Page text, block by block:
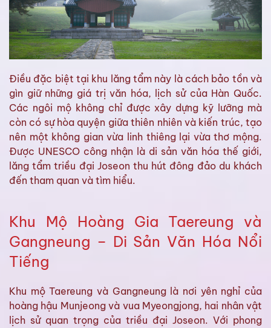
Điều đặc biệt tại khu lăng tẩm này là cách bảo tồn và
gìn giữ những giá trị văn hóa, lịch sử của Hàn Quốc.
Các ngôi mộ không chỉ được xây dựng kỹ lưỡng mà
còn có sự hòa quyện giữa thiên nhiên và kiến trúc, tạo
nên một không gian vừa linh thiêng lại vừa thơ mộng.
Được UNESCO công nhận là di sản văn hóa thế giới,
lăng tẩm triều đại Joseon thu hút đông đảo du khách
đến tham quan và tìm hiểu.
Khu Mộ Hoàng Gia Taereung và
Gangneung – Di Sản Văn Hóa Nổi
Tiếng
Khu mộ Taereung và Gangneung là nơi yên nghỉ của
hoàng hậu Munjeong và vua Myeongjong, hai nhân vật
lịch sử quan trọng của triều đại Joseon. Với phong